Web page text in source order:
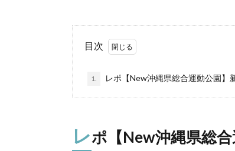
目次
1. レポ【New沖縄県総合運動公園】
レポ【New沖縄県総